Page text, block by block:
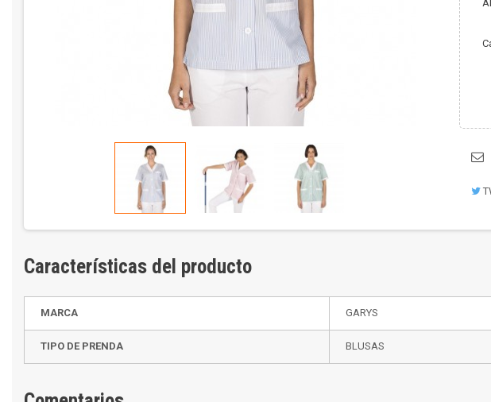
Características del producto
MARCA GARYS
TIPO DE PRENDA BLUSAS